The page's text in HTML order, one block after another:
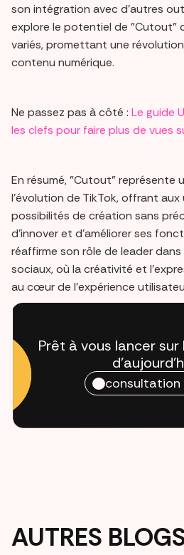
son intégration avec d'autres
explore le potentiel de "Cutout"
variés, promettant une
contenu numérique.
Ne passez pas à côté : Le guide
les clefs pour faire plus de vues
En résumé, "Cutout" représente
l'évolution de TikTok, offrant aux
possibilités de création sans
d'innover et d'améliorer ses
réaffirme son rôle de leader
sociaux, où la créativité et
au cœur de l'expérience
Prêt à vous lancer
AUTRES